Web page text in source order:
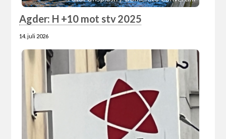
Agder: H +10 mot stv 2025
14. juli 2026